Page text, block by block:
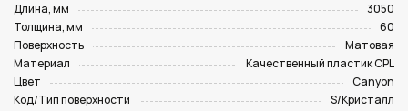
Длина, мм
3050
Толщина, мм
60
Поверхность
Матовая
Материал
Качественный пластик CPL
Цвет
Canyon
Код/Тип поверхности
S/Кристалл